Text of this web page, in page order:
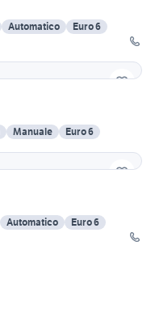
Automatico
Euro 6
Manuale
Euro 6
Automatico
Euro 6